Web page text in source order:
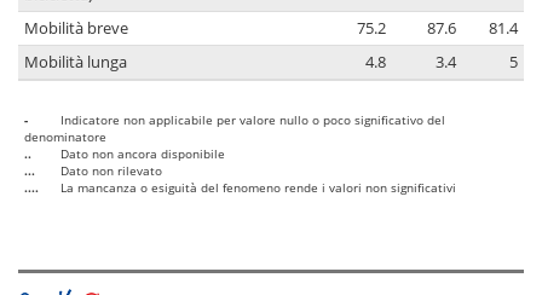
Mobilità breve 75.2 87.6
81.4
Mobilità lunga
4.8 3.4 5
-
Indicatore non applicabile per valore nullo o poco significativo del
denominatore
..
Dato non ancora disponibile
...
Dato non rilevato
....
La mancanza o esiguità del fenomeno rende i valori non significativi